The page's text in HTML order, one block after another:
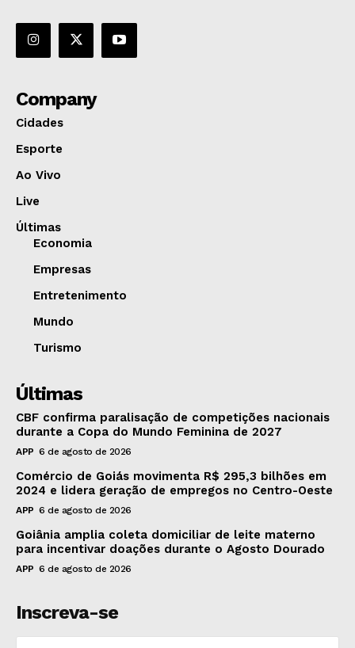
Company
Cidades
Esporte
Ao Vivo
Live
Últimas
Economia
Empresas
Entretenimento
Mundo
Turismo
Últimas
CBF confirma paralisação de competições nacionais
durante a Copa do Mundo Feminina de 2027
APP 6 de agosto de 2026
Comércio de Goiás movimenta R$ 295,3 bilhões em
2024 e lidera geração de empregos no Centro-Oeste
APP 6 de agosto de 2026
Goiânia amplia coleta domiciliar de leite materno
para incentivar doações durante o Agosto Dourado
APP 6 de agosto de 2026
Inscreva-se